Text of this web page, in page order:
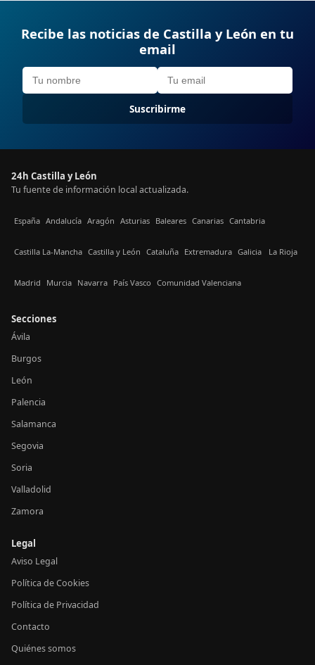
Recibe las noticias de Castilla y León en tu
email
Suscribirme
24h Castilla y León
Tu fuente de información local actualizada.
España Andalucía Aragón Asturias Baleares Canarias Cantabria
Castilla La-Mancha Castilla y León Cataluña Extremadura Galicia La Rioja
Madrid Murcia Navarra País Vasco Comunidad Valenciana
Secciones
Ávila
Burgos
León
Palencia
Salamanca
Segovia
Soria
Valladolid
Zamora
Legal
Aviso Legal
Política de Cookies
Política de Privacidad
Contacto
Quiénes somos